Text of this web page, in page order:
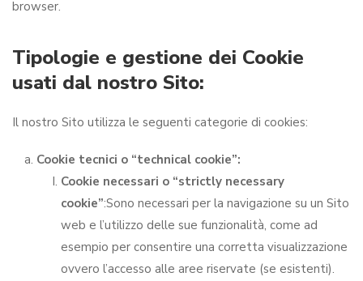
browser.
Tipologie e gestione dei Cookie
usati dal nostro Sito:
Il nostro Sito utilizza le seguenti categorie di cookies:
Cookie tecnici o “technical cookie”:
Cookie necessari o “strictly necessary
cookie”:Sono necessari per la navigazione su un Sito
web e l’utilizzo delle sue funzionalità, come ad
esempio per consentire una corretta visualizzazione
ovvero l’accesso alle aree riservate (se esistenti).